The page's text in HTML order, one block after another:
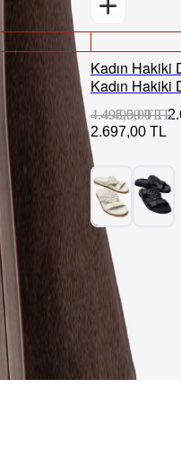
Kadın Hakiki
Kadın Hakiki
4.495,00 TL
2.697,00 TL
4.495,00 TL